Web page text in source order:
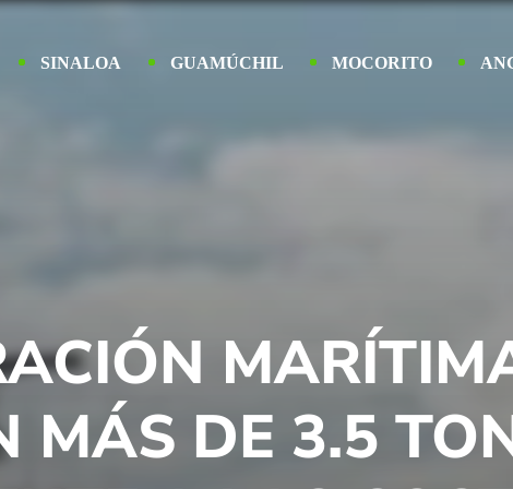
SINALOA GUAMÚCHIL MOCORITO
MÁS DE 3.5